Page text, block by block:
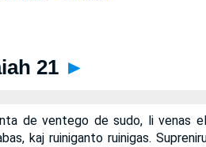
21 ►
de ventego de sudo, li venas
kaj ruiniganto ruinigas.